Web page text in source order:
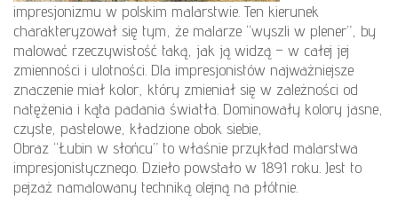
impresjonizmu w polskim malarstwie. Ten kierunek
charakteryzował się tym, że malarze “wyszli w plener”, by
malować rzeczywistość taką, jak ją widzą – w całej jej
zmienności i ulotności. Dla impresjonistów najważniejsze
znaczenie miał kolor, który zmieniał się w zależności od
natężenia i kąta padania światła. Dominowały kolory jasne,
czyste, pastelowe, kładzione obok siebie,
Obraz “Łubin w słońcu” to właśnie przykład malarstwa
impresjonistycznego. Dzieło powstało w 1891 roku. Jest to
pejzaż namalowany techniką olejną na płótnie.